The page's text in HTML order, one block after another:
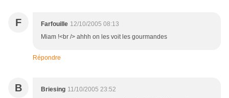
F Farfouille 12/10/2005 08:13
Miam !<br /> ahhh on les voit les gourmandes
Répondre
B Briesing 11/10/2005 23:52